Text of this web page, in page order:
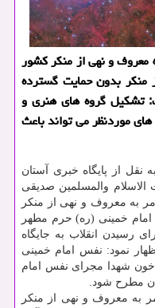
و نهی از منكر كشور
منكر بدون حمایت گسترده
تشكیل گروه های هنری و
موردنظر می تواند باعث
نقل از پایگاه خبری آستان
والمسلمین صدیقی
به معروف و نهی از منكر
خمینی (ره) حرم مطهر
رسیدن انقلاب به جایگاه
نمود: نفس امام خمینی
خون شهدا مجرای نفس امام
مطرح شود.
به معروف و نهی از منكر